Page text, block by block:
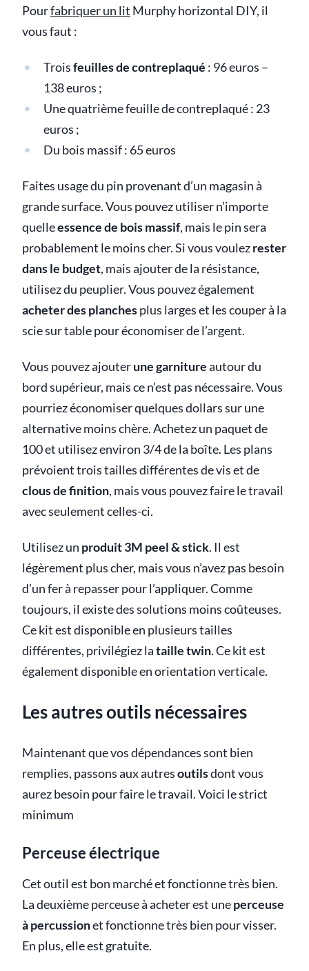
Pourfabriquer un lit Murphy horizontal DIY, il
vous faut :
Troisfeuilles de contreplaqué : 96 euros –
138 euros ;
Une quatrième feuille de contreplaqué : 23
euros ;
Du bois massif : 65 euros
Faites usage du pin provenant d’un magasin à
grande surface. Vous pouvez utiliser n’importe
quelleessence de bois massif, mais le pin sera
probablement le moins cher. Si vous voulezrester
dans le budget, mais ajouter de la résistance,
utilisez du peuplier. Vous pouvez également
acheter des planchesplus larges et les couper à la
scie sur table pour économiser de l’argent.
Vous pouvez ajouterune garnitureautour du
bord supérieur, mais ce n’est pas nécessaire. Vous
pourriez économiser quelques dollars sur une
alternative moins chère. Achetez un paquet de
100 et utilisez environ 3/4 de la boîte. Les plans
prévoient trois tailles différentes de vis et de
clous de finition, mais vous pouvez faire le travail
avec seulement celles-ci.
Utilisez un produit 3M peel & stick. Il est
légèrement plus cher, mais vous n’avez pas besoin
d’un fer à repasser pour l’appliquer. Comme
toujours, il existe des solutions moins coûteuses.
Ce kit est disponible en plusieurs tailles
différentes, privilégiez lataille twin. Ce kit est
également disponible en orientation verticale.
Les autres outils nécessaires
Maintenant que vos dépendances sont bien
remplies, passons aux autresoutilsdont vous
aurez besoin pour faire le travail. Voici le strict
minimum
Perceuse électrique
Cet outil est bon marché et fonctionne très bien.
La deuxième perceuse à acheter est uneperceuse
à percussionet fonctionne très bien pour visser.
En plus, elle est gratuite.